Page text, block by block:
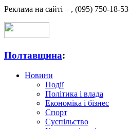
Реклама на сайті – , (095) 750-18-53
Полтавщина:
Новини
Події
Політика і влада
Економіка і бізнес
Спорт
Суспільство